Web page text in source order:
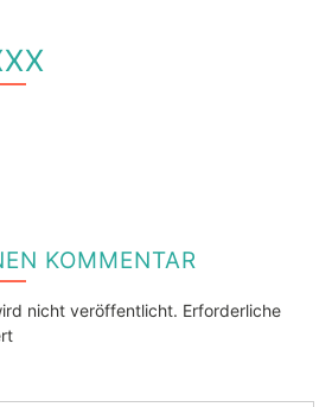
KOMMENTAR
nicht veröffentlicht. Erforderliche